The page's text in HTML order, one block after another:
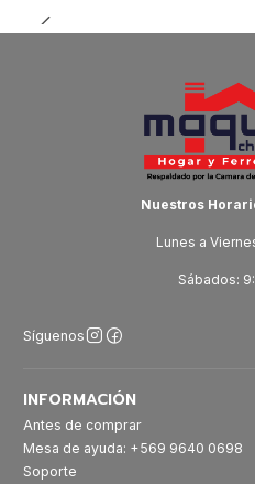
Nuestros
Lunes a
Sábados:
Síguenos
INFORMACIÓN
Antes de comprar
Mesa de ayuda: +569 9640 0698
Soporte